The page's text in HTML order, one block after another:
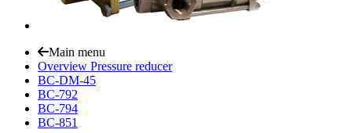
Main menu
Overview Pressure reducer
BC-DM-45
BC-792
BC-794
BC-851